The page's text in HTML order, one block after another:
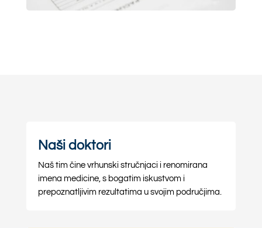
Naši doktori
Naš tim čine vrhunski stručnjaci i renomirana
imena medicine, s bogatim iskustvom i
prepoznatljivim rezultatima u svojim područjima.